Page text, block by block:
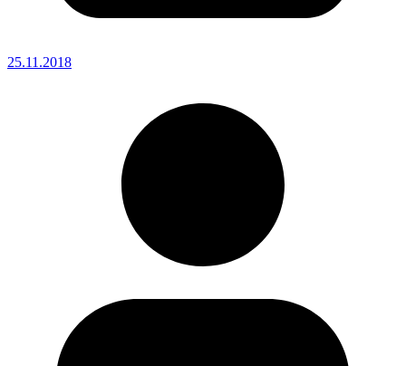
25.11.2018